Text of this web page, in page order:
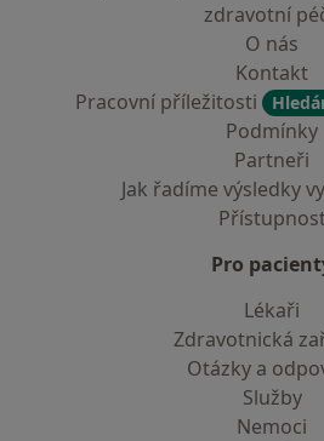
zdravotní
O nás
Kontakt
Pracovní příležitosti
Podmínky
Partneři
Jak řadíme výsledky
Pro
Lékaři
Zdravotnická
Otázky a
Služby
Nemoci